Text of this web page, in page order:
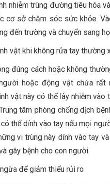
nhiễm trùng đường tiêu hóa
cơ sở chăm sóc sức khỏe.
đến trường và chuyển sang
vật khi không rửa tay thường
đúng cách hoặc không
hoặc động vật chứa rất
vật này có thể lây nhiễm
tâm phòng chống dịch
thể dính vào tay nếu mọi
vi trùng này dính vào tay
gây bệnh cho con người.
để giảm thiểu rủi ro